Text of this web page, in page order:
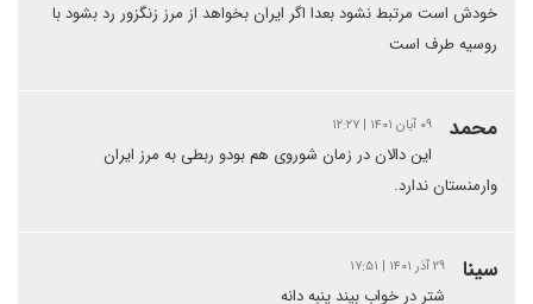
خودش است مرتبط نشود بعدا اگر ایران بخواهد از مرز زنگزور رد بشود با
روسیه طرف است
محمد ۰۹ آبان ۱۴۰۱ | ۱۲:۲۷
این دالان در زمان شوروی هم بودو ربطی به مرز ایران
وارمنستان ندارد.
سینا ۲۹ آذر ۱۴۰۱ | ۱۷:۵۱
شتر در خواب بیند پنبه دانه